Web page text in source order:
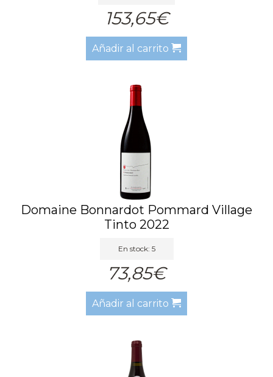
153,65€
Añadir al carrito
Domaine Bonnardot Pommard Village
Tinto 2022
En stock: 5
73,85€
Añadir al carrito